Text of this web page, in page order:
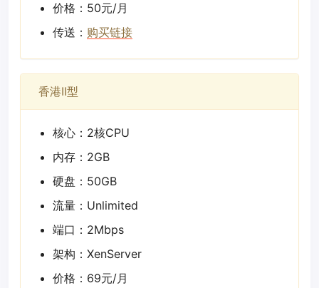
价格：50元/月
传送： 购买链接
香港II型
核心：2核CPU
内存：2GB
硬盘：50GB
流量：Unlimited
端口：2Mbps
架构：XenServer
价格：69元/月